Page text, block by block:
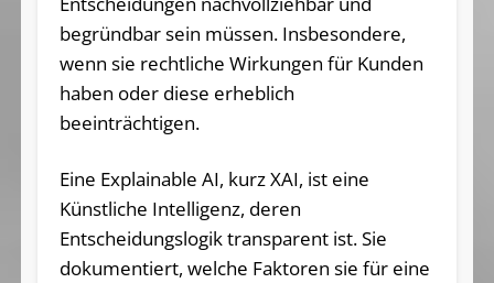
begründbar sein müssen. Insbesondere,
wenn sie rechtliche Wirkungen für Kunden
haben oder diese erheblich
beeinträchtigen.
Eine Explainable AI, kurz XAI, ist eine
Künstliche Intelligenz, deren
Entscheidungslogik transparent ist. Sie
dokumentiert, welche Faktoren sie für eine